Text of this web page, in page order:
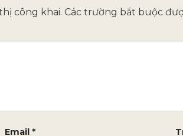
công khai. Các trường bắt buộc
Email*